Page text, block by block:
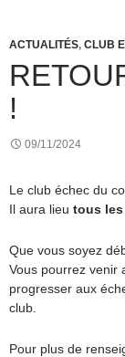
ACTUALITÉS, CLUB
!
09/11/2024
Le club échec du
Il aura lieu tous les
Que vous soyez
Vous pourrez venir
progresser aux
club.
Pour plus de